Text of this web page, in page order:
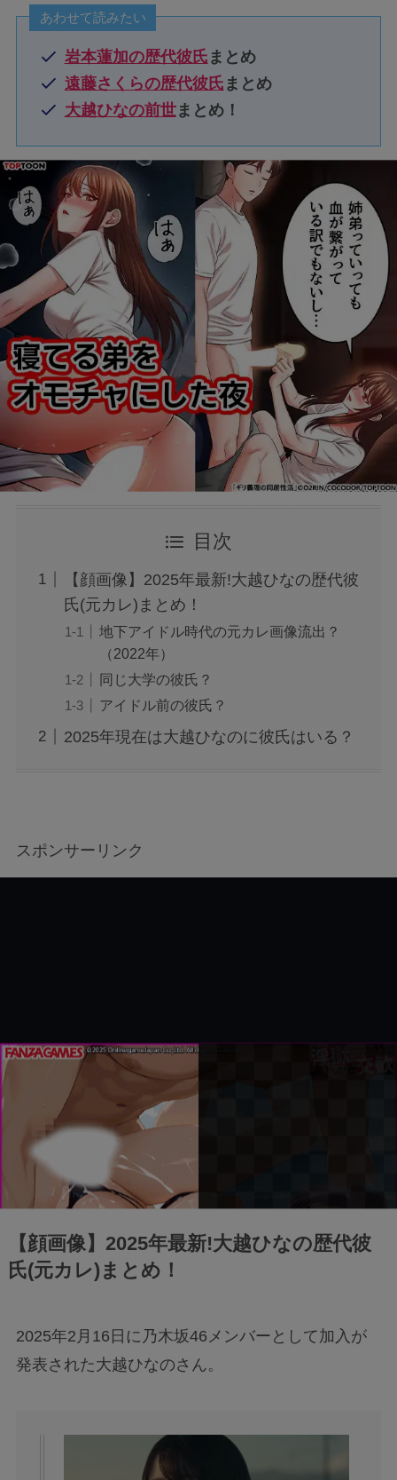
あわせて読みたい
岩本蓮加の歴代彼氏 まとめ
遠藤さくらの歴代彼氏 まとめ
大越ひなの前世まとめ！
目次
【顔画像】2025年最新!大越ひなの歴代彼
氏(元カレ)まとめ！
地下アイドル時代の元カレ画像流出？
（2022年）
同じ大学の彼氏？
アイドル前の彼氏？
2025年現在は大越ひなのに彼氏はいる？
スポンサーリンク
【顔画像】2025年最新!大越ひなの歴代彼
氏(元カレ)まとめ！
2025年2月16日に乃木坂46メンバーとして加入が
発表された大越ひなのさん。